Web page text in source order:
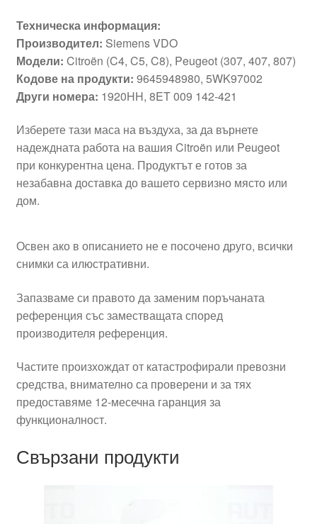
Техническа информация:
Производител: Siemens VDO
Модели: Citroën (C4, C5, C8), Peugeot (307, 407, 807)
Кодове на продукти: 9645948980, 5WK97002
Други номера: 1920HH, 8ET 009 142-421
Изберете тази маса на въздуха, за да върнете
надеждната работа на вашия Citroën или Peugeot
при конкурентна цена. Продуктът е готов за
незабавна доставка до вашето сервизно място или
дом.
Освен ако в описанието не е посочено друго, всички
снимки са илюстративни.
Запазваме си правото да заменим поръчаната
референция със заместващата според
производителя референция.
Частите произхождат от катастрофирали превозни
средства, внимателно са проверени и за тях
предоставяме 12-месечна гаранция за
функционалност.
Свързани продукти